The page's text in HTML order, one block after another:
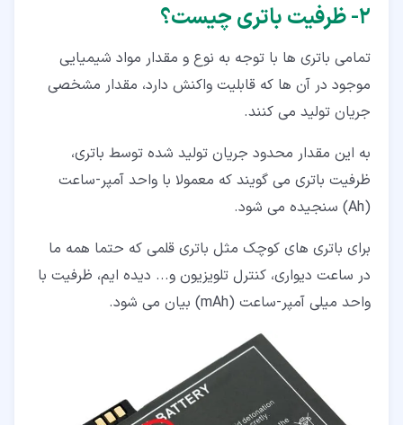
۲‏- ظرفیت باتری چیست؟
تمامی باتری ها با توجه به نوع و مقدار مواد شیمیایی
موجود در آن ها که قابلیت واکنش دارد، مقدار مشخصی
جریان تولید می کنند.
به این مقدار محدود جریان تولید شده توسط باتری،
ظرفیت باتری می گویند که معمولا با واحد آمپر-ساعت
(Ah) سنجیده می شود.
برای باتری های کوچک مثل باتری قلمی که حتما همه ما
در ساعت دیواری، کنترل تلویزیون و... دیده ایم، ظرفیت با
واحد میلی آمپر-ساعت (mAh) بیان می شود.